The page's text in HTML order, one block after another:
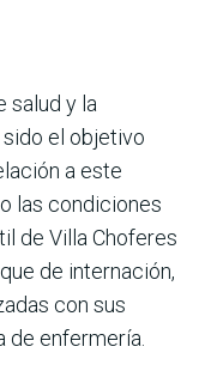
salud y la
el objetivo
a este
las condiciones
de Villa Choferes
de internación,
con sus
de enfermería.